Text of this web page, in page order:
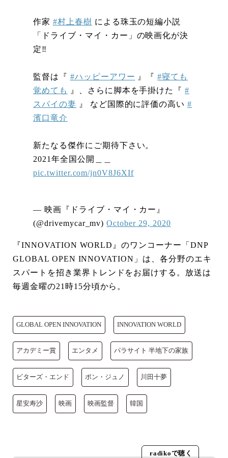
作家 #村上春樹 による珠玉の短編小説
「ドライブ・マイ・カー」の映画化が決
定‼️
監督は『 #ハッピーアワー 』『#寝ても
覚めても
』、さらに脚本を手掛けた『#
スパイの妻 』 など国際的に評価の高い#
濱口竜介
新たなる傑作にご期待下さい。
2021年全国公開＿＿
pic.twitter.com/jn0V8J6XIf
— 映画『ドライブ・マイ・カー』
(@drivemycar_mv)October 29, 2020
『INNOVATION WORLD』のワンコーナー「DNP
GLOBAL OPEN INNOVATION」は、各分野のエキ
スパートを招き業界トレンドをお届けする。放送は
毎週金曜の21時15分頃から。
GLOBAL OPEN INNOVATION INNOVATION WORLD
アカデミー賞 エンタメ パラサイト 半地下の家族
ビターズ・エンド ポン・ジュノ 川田十夢
星安寿沙 映画 映画監督 韓国
radikoで聴く